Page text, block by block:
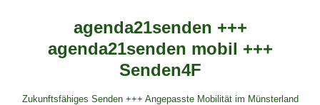
agenda21senden +++
agenda21senden mobil +++
Senden4F
Zukunftsfähiges Senden +++ Angepasste Mobilität im Münsterland